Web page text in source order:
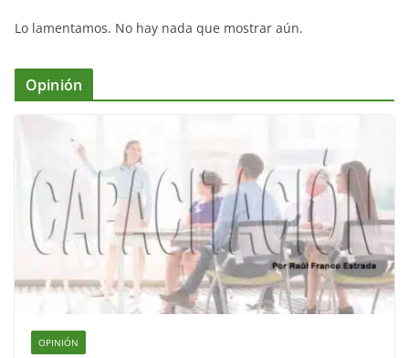
Lo lamentamos. No hay nada que mostrar aún.
Opinión
OPINIÓN